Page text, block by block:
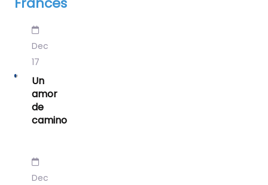
Dec
17
Un
amor
de
camino
Dec